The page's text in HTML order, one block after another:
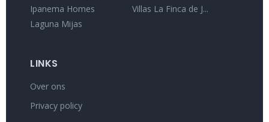
Ipanema Homes
Laguna Mijas
Villas La Finca de J...
LINKS
Over ons
Privacy policy